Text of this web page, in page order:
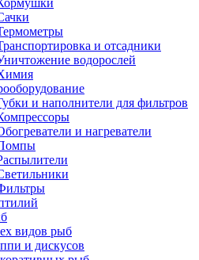
и отсадники
водорослей
и наполнители для фильтров
и нагреватели
видов рыб
и дискусов